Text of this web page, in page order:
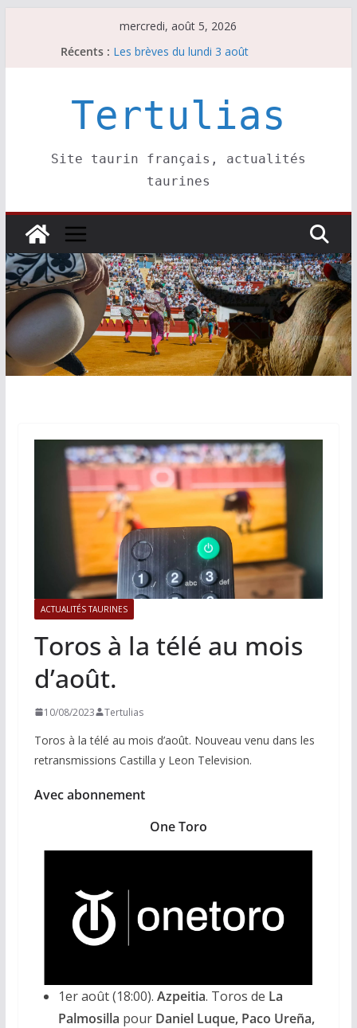
mercredi, août 5, 2026
Récents : Les brèves du lundi 3 août
Les brèves du mardi 4 août
La Sokamuturra de Pasai Donibane
Tertulias
Site taurin français, actualités
taurines
ACTUALITÉS TAURINES
Toros à la télé au mois
d’août.
10/08/2023 Tertulias
Toros à la télé au mois d’août. Nouveau venu dans les
retransmissions Castilla y Leon Television.
Avec abonnement
One Toro
1er août (18:00). Azpeitia. Toros de La
Palmosilla pour Daniel Luque, Paco Ureña,